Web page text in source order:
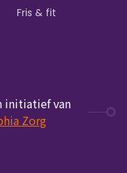
Fris & fit
initiatief van
Zorg